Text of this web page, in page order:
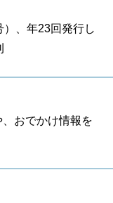
、年23回発行し
おでかけ情報を